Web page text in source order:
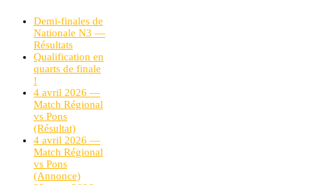
Demi-finales de
Nationale N3 —
Résultats
Qualification en
quarts de finale
!
4 avril 2026 —
Match Régional
vs Pons
(Résultat)
4 avril 2026 —
Match Régional
vs Pons
(Annonce)